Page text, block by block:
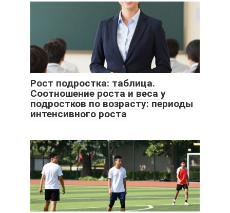
Рост подростка: таблица.
Соотношение роста и веса у
подростков по возрасту: периоды
интенсивного роста